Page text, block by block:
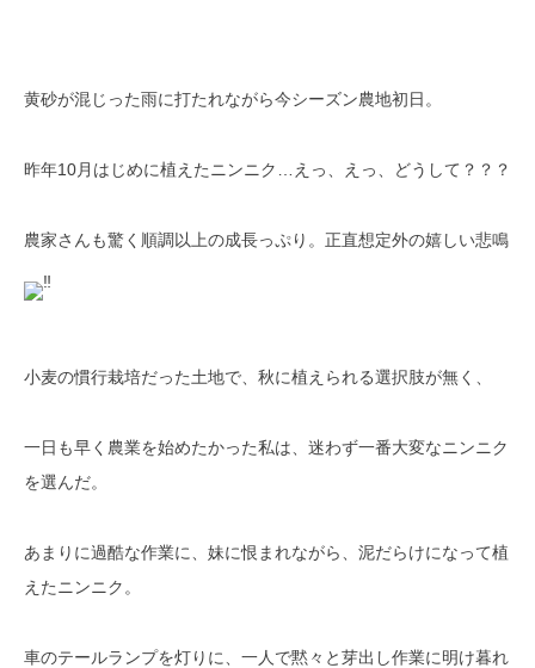
黄砂が混じった雨に打たれながら今シーズン農地初日。
昨年10月はじめに植えたニンニク…えっ、えっ、どうして？？？
農家さんも驚く順調以上の成長っぷり。正直想定外の嬉しい悲鳴
小麦の慣行栽培だった土地で、秋に植えられる選択肢が無く、
一日も早く農業を始めたかった私は、迷わず一番大変なニンニク
を選んだ。
あまりに過酷な作業に、妹に恨まれながら、泥だらけになって植
えたニンニク。
車のテールランプを灯りに、一人で黙々と芽出し作業に明け暮れ